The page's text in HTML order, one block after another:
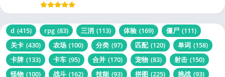
d (415) rpg (83) 三消 (113) 体验 (169) 僵尸 (111)
关卡 (430) 农场 (100) 分类 (97) 匹配 (120) 单词 (158)
卡牌 (133) 卡车 (95) 合并 (170) 宠物 (83) 射击 (150)
怪物 (100) 战斗 (162) 技能 (93) 拼图 (225) 挑战 (93)